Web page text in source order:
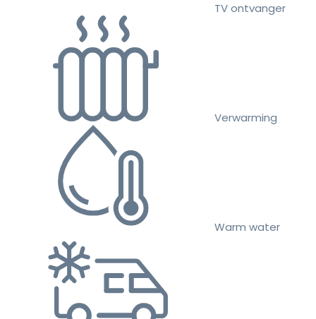
TV ontvanger
Verwarming
Warm water